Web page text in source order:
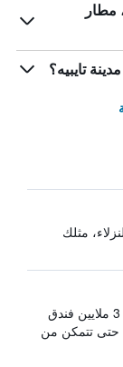
مطار
تايبيه؟
مثلك
يبحث HotelsCombined في أكثر من 3 ملايين فندق
حتى تتمكن من